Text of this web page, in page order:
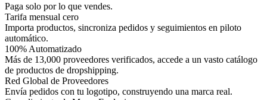
Paga solo por lo que vendes.
Tarifa mensual cero
Importa productos, sincroniza pedidos y seguimientos en piloto
automático.
100% Automatizado
Más de 13,000 proveedores verificados, accede a un vasto catálogo
de productos de dropshipping.
Red Global de Proveedores
Envía pedidos con tu logotipo, construyendo una marca real.